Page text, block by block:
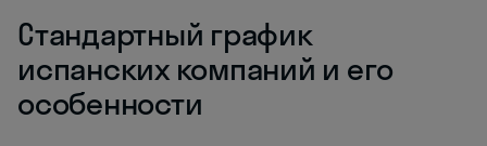
Стандартный график
испанских компаний и его
особенности